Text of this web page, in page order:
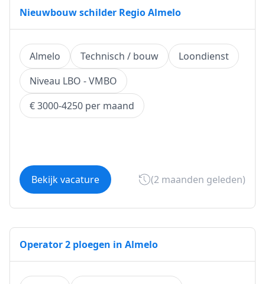
Nieuwbouw schilder Regio Almelo
Almelo Technisch / bouw
Loondienst
Niveau LBO - VMBO
€ 3000-4250 per maand
Bekijk vacature (2 maanden geleden)
Operator 2 ploegen in Almelo